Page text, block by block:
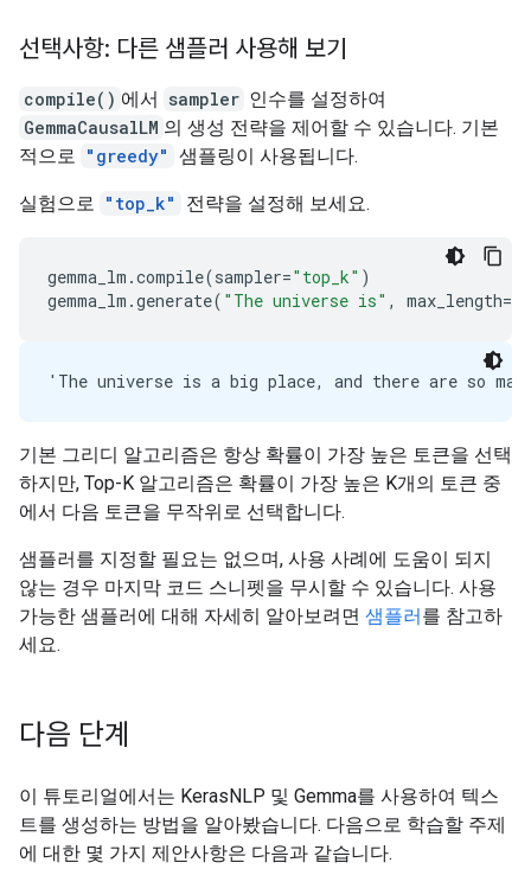
선택사항: 다른 샘플러 사용해 보기
compile() 에서 sampler 인수를 설정하여
GemmaCausalLM 의 생성 전략을 제어할 수 있습니다. 기본
적으로 "greedy" 샘플링이 사용됩니다.
실험으로 "top_k" 전략을 설정해 보세요.
gemma_lm .compile(sampler="top_k" )
gemma_lm .generate( "The universe is" , max_length=
기본 그리디 알고리즘은 항상 확률이 가장 높은 토큰을 선택
하지만, Top-K 알고리즘은 확률이 가장 높은 K개의 토큰 중
에서 다음 토큰을 무작위로 선택합니다.
샘플러를 지정할 필요는 없으며, 사용 사례에 도움이 되지
않는 경우 마지막 코드 스니펫을 무시할 수 있습니다. 사용
가능한 샘플러에 대해 자세히 알아보려면 샘플러를 참고하
세요.
다음 단계
이 튜토리얼에서는 KerasNLP 및 Gemma를 사용하여 텍스
트를 생성하는 방법을 알아봤습니다. 다음으로 학습할 주제
에 대한 몇 가지 제안사항은 다음과 같습니다.